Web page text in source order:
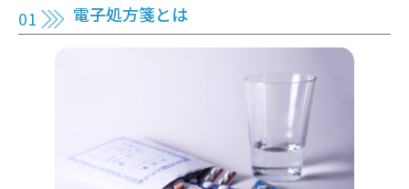
電子処方箋とは